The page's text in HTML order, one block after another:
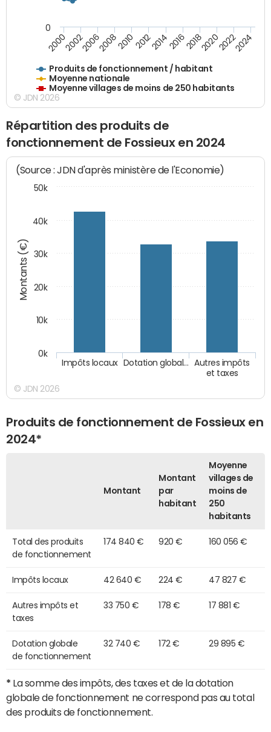
Produits de fonctionnement / habitant
Moyenne nationale
Moyenne villages de moins de 250 habitants
200020022006200820102012201420162018202020222024
0
© JDN 2026
Répartition des produits de
fonctionnement de Fossieux en 2024
Montants (€)
(Source : JDN d'après ministère de l'Economie)
Autres impôts
et taxes
Dotation global…
Impôts locaux
0k
10k
20k
30k
40k
50k
© JDN 2026
Produits de fonctionnement de Fossieux en
2024*
Montant
Montant
par
habitant
Moyenne
villages de
moins de
250
habitants
Total des produits
de fonctionnement
174 840 € 920 € 160 056 €
Impôts locaux 42 640 € 224 € 47 827 €
Autres impôts et
taxes
33 750 € 178 € 17 881 €
Dotation globale
de fonctionnement
32 740 € 172 € 29 895 €
* La somme des impôts, des taxes et de la dotation
globale de fonctionnement ne correspond pas au total
des produits de fonctionnement.